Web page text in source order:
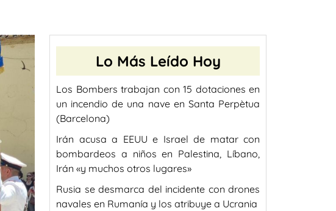
Lo Más Leído Hoy
Los Bombers trabajan con 15 dotaciones en
un incendio de una nave en Santa Perpètua
(Barcelona)
Irán acusa a EEUU e Israel de matar con
bombardeos a niños en Palestina, Líbano,
Irán «y muchos otros lugares»
Rusia se desmarca del incidente con drones
navales en Rumanía y los atribuye a Ucrania